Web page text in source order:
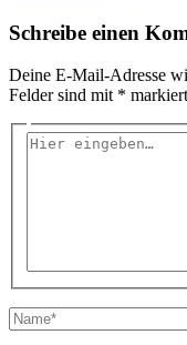
Schreibe einen
Deine E-Mail-Adresse
Felder sind mit * markiert
Hier
Name*